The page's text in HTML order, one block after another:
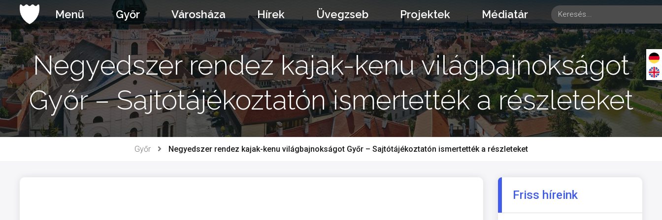
a
tartalomhoz
Menü Győr Városháza Hírek Üvegzseb Projektek Médiatár
Negyedszer rendez kajak-kenu világbajnokságot
Győr – Sajtótájékoztatón ismertették a részleteket
Győr Negyedszer rendez kajak-kenu világbajnokságot Győr – Sajtótájékoztatón ismertették a részleteket
Friss híreink